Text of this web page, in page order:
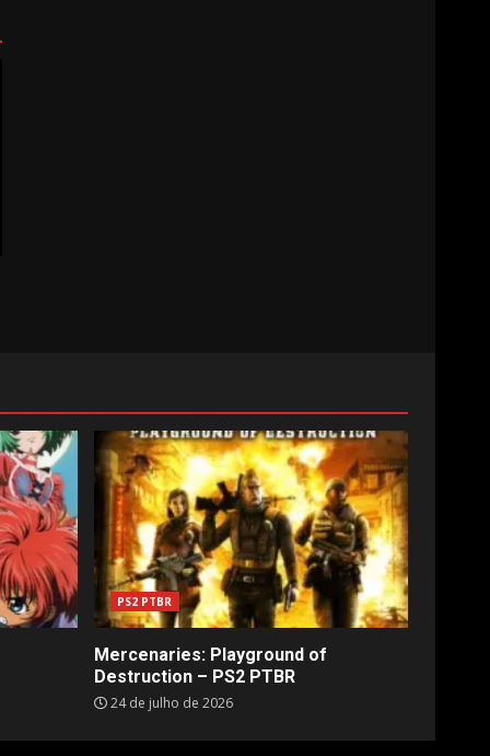
PS2 PTBR
Mercenaries: Playground of
Destruction – PS2 PTBR
24 de julho de 2026